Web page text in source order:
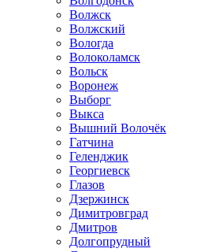
Волжск
Волжский
Вологда
Волоколамск
Вольск
Воронеж
Выборг
Выкса
Вышний Волочёк
Гатчина
Геленджик
Георгиевск
Глазов
Дзержинск
Димитровград
Дмитров
Долгопрудный